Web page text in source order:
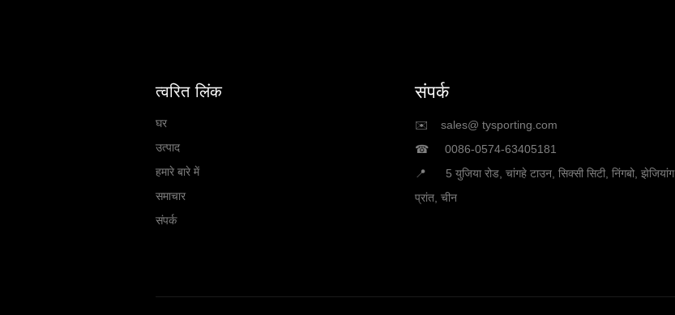
त्वरित लिंक
घर
उत्पाद
हमारे बारे में
समाचार
संपर्क
संपर्क
✉️ sales@ tysporting.com
☎ 0086-0574-63405181
📍 5 युजिया रोड, चांगहे टाउन, सिक्सी सिटी, निंगबो, झेजियांग
प्रांत, चीन